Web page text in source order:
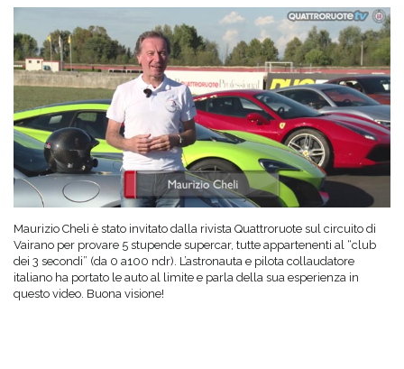
Maurizio Cheli è stato invitato dalla rivista Quattroruote sul circuito di
Vairano per provare 5 stupende supercar, tutte appartenenti al “club
dei 3 secondi” (da 0 a100 ndr). L’astronauta e pilota collaudatore
italiano ha portato le auto al limite e parla della sua esperienza in
questo video. Buona visione!